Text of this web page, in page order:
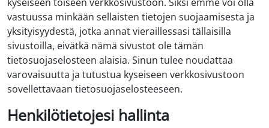
vastuussa minkään sellaisten tietojen suojaamisesta ja
yksityisyydestä, jotka annat vieraillessasi tällaisilla
sivustoilla, eivätkä nämä sivustot ole tämän
tietosuojaselosteen alaisia. Sinun tulee noudattaa
varovaisuutta ja tutustua kyseiseen verkkosivustoon
sovellettavaan tietosuojaselosteeseen.
Henkilötietojesi hallinta